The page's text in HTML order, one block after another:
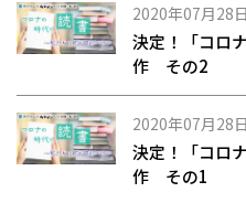
2020年07月28日
決定！「コロ
作 その2
2020年07月28日
決定！「コロ
作 その1